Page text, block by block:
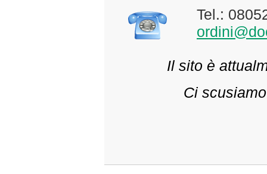
Tel.:
Il sito è
Ci